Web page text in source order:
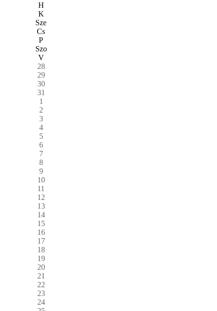
H
K
Sze
Cs
P
Szo
V
28
29
30
31
1
2
3
4
5
6
7
8
9
10
11
12
13
14
15
16
17
18
19
20
21
22
23
24